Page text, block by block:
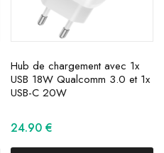
Hub de chargement avec 1x
USB 18W Qualcomm 3.0 et 1x
USB-C 20W
24.90 €